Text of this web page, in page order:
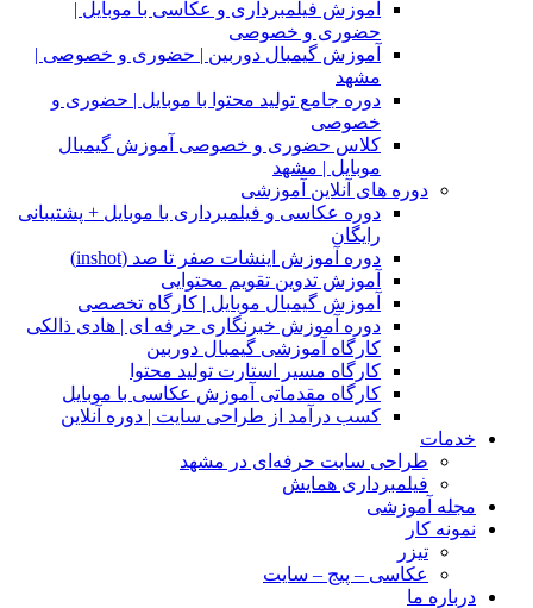
آموزش فیلمبرداری و عکاسی با موبایل |
حضوری و خصوصی
آموزش گیمبال دوربین | حضوری و خصوصی |
مشهد
دوره جامع تولید محتوا با موبایل | حضوری و
خصوصی
کلاس حضوری و خصوصی آموزش گیمبال
موبایل | مشهد
دوره های آنلاین آموزشی
دوره عکاسی و فیلمبرداری با موبایل + پشتیبانی
رایگان
دوره آموزش اینشات صفر تا صد (inshot)
آموزش تدوین تقویم محتوایی
آموزش گیمبال موبایل | کارگاه تخصصی
دوره آموزش خبرنگاری حرفه ای | هادی ذالکی
کارگاه آموزشی گیمبال دوربین
کارگاه مسیر استارت تولید محتوا
کارگاه مقدماتی آموزش عکاسی با موبایل
کسب درآمد از طراحی سایت | دوره آنلاین
خدمات
طراحی سایت حرفه‌ای در مشهد
فیلمبرداری همایش
مجله آموزشی
نمونه کار
تیزر
عکاسی – پیج – سایت
درباره ما